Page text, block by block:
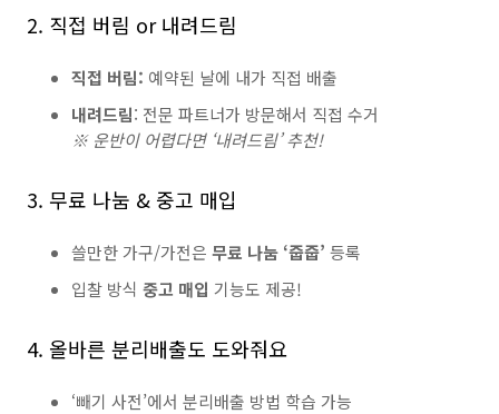
2. 직접 버림 or 내려드림
직접 버림: 예약된 날에 내가 직접 배출
내려드림: 전문 파트너가 방문해서 직접 수거
※ 운반이 어렵다면 ‘내려드림’ 추천!
3. 무료 나눔 & 중고 매입
쓸만한 가구/가전은 무료 나눔 ‘줍줍’ 등록
입찰 방식 중고 매입 기능도 제공!
4. 올바른 분리배출도 도와줘요
‘빼기 사전’에서 분리배출 방법 학습 가능